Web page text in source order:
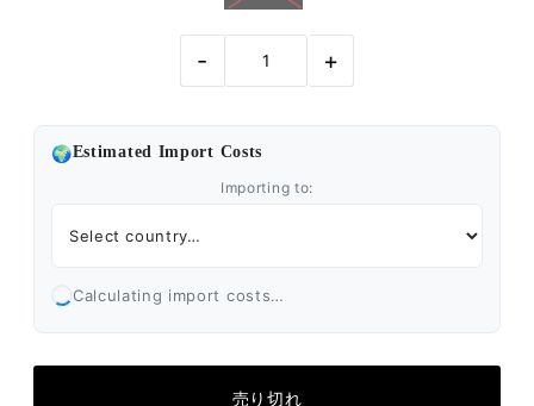
- +
🌍Estimated Import Costs
Importing to:
Calculating import costs…